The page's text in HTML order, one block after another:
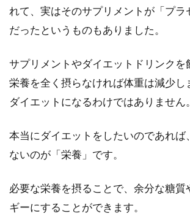
ダイエットでご飯抜
べていい量はどのく
ダイエット中のご飯で太
心配になってしまいます
正カロリーと運動
れて、実はそのサプリメントが「プラ
だったというものもありました。
サプリメントやダイエットドリンクを
栄養を全く摂らなければ体重は減少し
ダイエットになるわけではありません。
本当にダイエットをしたいのであれば
ないのが「栄養」です。
必要な栄養を摂ることで、余分な糖質
ギーにすることができます。